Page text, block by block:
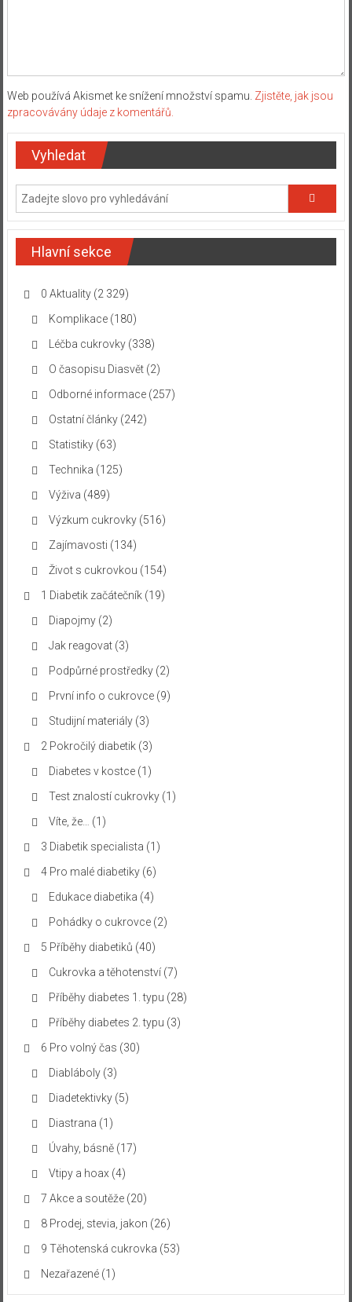
Web používá Akismet ke snížení množství spamu. Zjistěte, jak jsou
zpracovávány údaje z komentářů.
Vyhledat
Hlavní sekce
0 Aktuality(2 329)
Komplikace(180)
Léčba cukrovky(338)
O časopisu Diasvět(2)
Odborné informace(257)
Ostatní články(242)
Statistiky(63)
Technika (125)
Výživa (489)
Výzkum cukrovky(516)
Zajímavosti (134)
Život s cukrovkou (154)
1 Diabetik začátečník(19)
Diapojmy(2)
Jak reagovat(3)
Podpůrné prostředky(2)
První info o cukrovce(9)
Studijní materiály(3)
2 Pokročilý diabetik(3)
Diabetes v kostce(1)
Test znalostí cukrovky(1)
Víte, že… (1)
3 Diabetik specialista (1)
4 Pro malé diabetiky(6)
Edukace diabetika (4)
Pohádky o cukrovce(2)
5 Příběhy diabetiků (40)
Cukrovka a těhotenství(7)
Příběhy diabetes 1. typu (28)
Příběhy diabetes 2. typu (3)
6 Pro volný čas (30)
Diabláboly(3)
Diadetektivky(5)
Diastrana (1)
Úvahy, básně(17)
Vtipy a hoax(4)
7 Akce a soutěže(20)
8 Prodej, stevia, jakon (26)
9 Těhotenská cukrovka (53)
Nezařazené(1)